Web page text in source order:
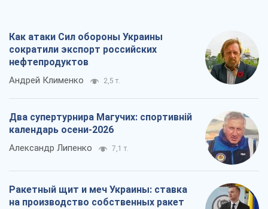
Как атаки Сил обороны Украины
сократили экспорт российских
нефтепродуктов
Андрей Клименко 2,5 т.
Два супертурнира Магучих: спортивній
календарь осени-2026
Александр Липенко 7,1 т.
Ракетный щит и меч Украины: ставка
на производство собственных ракет